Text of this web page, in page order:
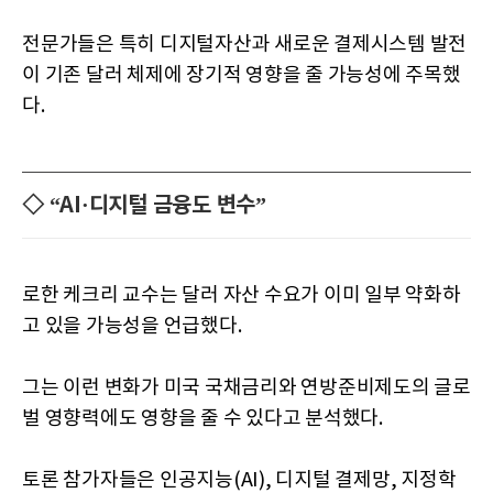
전문가들은 특히 디지털자산과 새로운 결제시스템 발전
이 기존 달러 체제에 장기적 영향을 줄 가능성에 주목했
다.
◇ “AI·디지털 금융도 변수”
로한 케크리 교수는 달러 자산 수요가 이미 일부 약화하
고 있을 가능성을 언급했다.
그는 이런 변화가 미국 국채금리와 연방준비제도의 글로
벌 영향력에도 영향을 줄 수 있다고 분석했다.
토론 참가자들은 인공지능(AI), 디지털 결제망, 지정학